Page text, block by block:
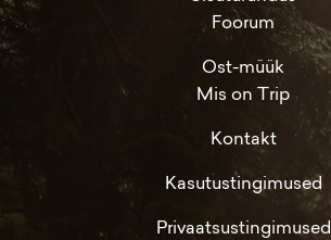
Foorum
Ost-müük
Mis on Trip
Kontakt
Kasutustingimused
Privaatsustingimused